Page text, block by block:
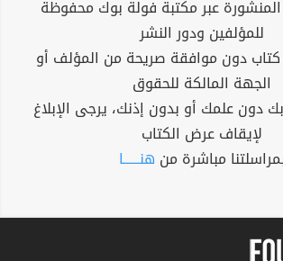
عبر مكتبة فولة بوك محفوظة
للمؤلفين ودور النشر
كتاب دون موافقة صريحة من المؤلف أو
الجهة المالكة للحقوق
دون علمك أو بدون إذنك، يرجى الإبلاغ
لإيقاف عرض الكتاب
مباشرة من هنــــــا